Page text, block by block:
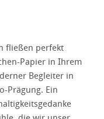
fließen perfekt
Papier in Ihrem
Begleiter in
Prägung. Ein